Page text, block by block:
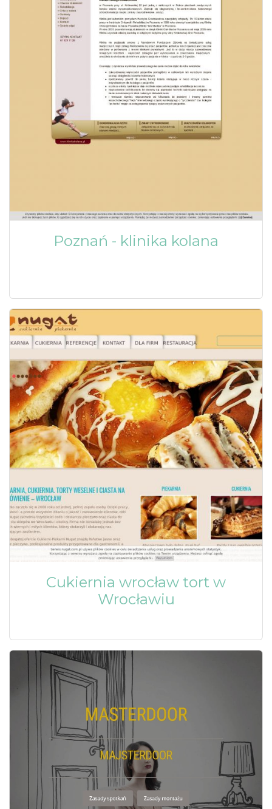
Poznań - klinika kolana
Cukiernia wrocław tort w
Wrocławiu